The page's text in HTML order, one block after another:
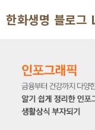
한화생명 블로